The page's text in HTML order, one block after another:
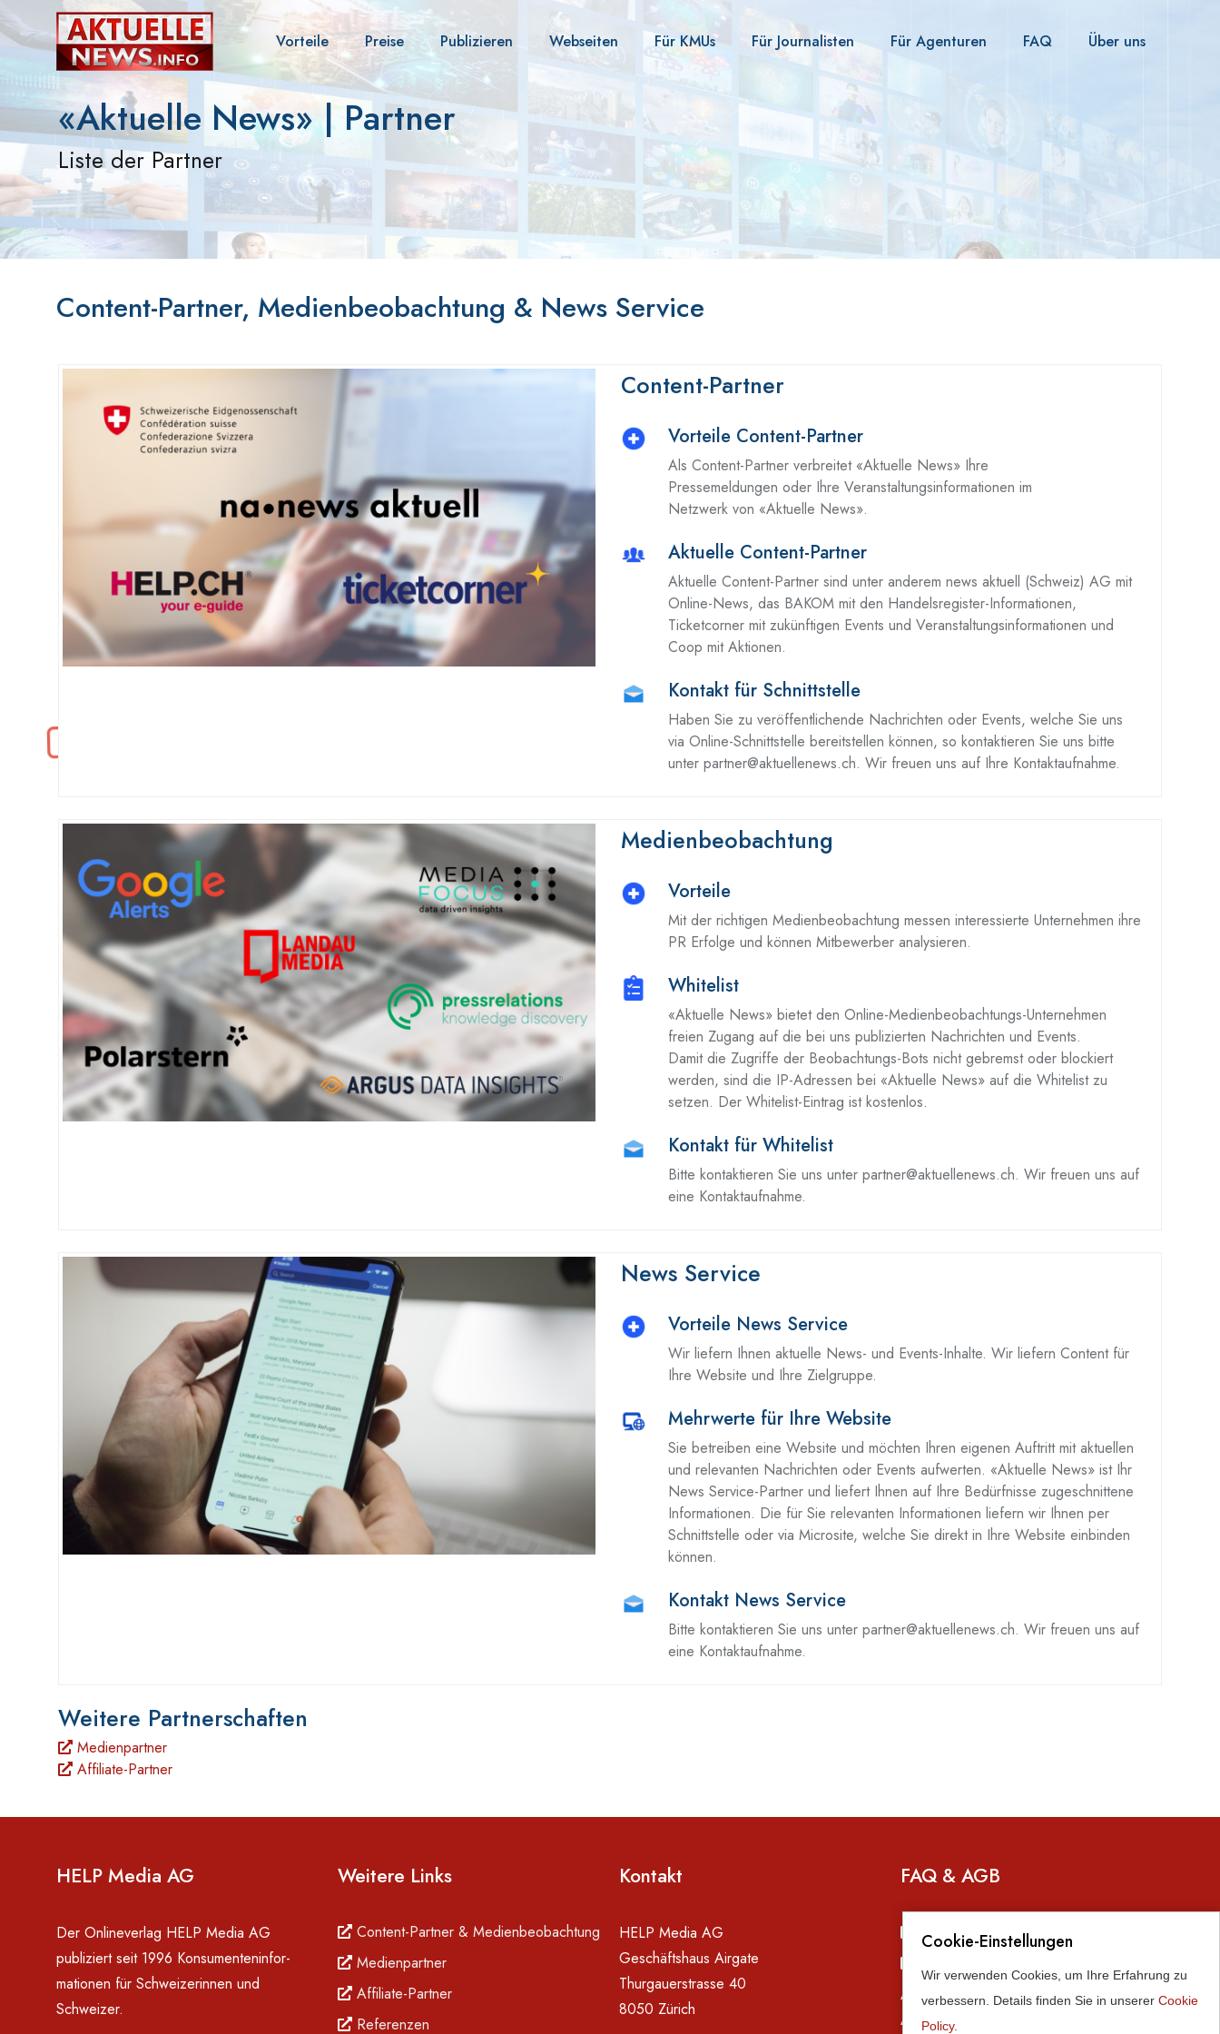
Vorteile Preise Publizieren Webseiten Für KMUs Für Journalisten Für Agenturen FAQ Über uns
«Aktuelle News» | Partner
Liste der Partner
Content-Partner, Medienbeobachtung & News Service
Content-Partner
Vorteile Content-Partner
Als Content-Partner verbreitet «Aktuelle News» Ihre
Pressemeldungen oder Ihre Veranstaltungsinformationen im
Netzwerk von «Aktuelle News».
Aktuelle Content-Partner
Aktuelle Content-Partner sind unter anderem news aktuell (Schweiz) AG mit
Online-News, das BAKOM mit den Handelsregister-Informationen,
Ticketcorner mit zukünftigen Events und Veranstaltungsinformationen und
Coop mit Aktionen.
Kontakt für Schnittstelle
Haben Sie zu veröffentlichende Nachrichten oder Events, welche Sie uns
via Online-Schnittstelle bereitstellen können, so kontaktieren Sie uns bitte
unter partner@aktuellenews.ch. Wir freuen uns auf Ihre Kontaktaufnahme.
Medienbeobachtung
Vorteile
Mit der richtigen Medienbeobachtung messen interessierte Unternehmen ihre
PR Erfolge und können Mitbewerber analysieren.
Whitelist
«Aktuelle News» bietet den Online-Medienbeobachtungs-Unternehmen
freien Zugang auf die bei uns publizierten Nachrichten und Events.
Damit die Zugriffe der Beobachtungs-Bots nicht gebremst oder blockiert
werden, sind die IP-Adressen bei «Aktuelle News» auf die Whitelist zu
setzen. Der Whitelist-Eintrag ist kostenlos.
Kontakt für Whitelist
Bitte kontaktieren Sie uns unter partner@aktuellenews.ch. Wir freuen uns auf
eine Kontaktaufnahme.
News Service
Vorteile News Service
Wir liefern Ihnen aktuelle News- und Events-Inhalte. Wir liefern Content für
Ihre Website und Ihre Zielgruppe.
Mehrwerte für Ihre Website
Sie betreiben eine Website und möchten Ihren eigenen Auftritt mit aktuellen
und relevanten Nachrichten oder Events aufwerten. «Aktuelle News» ist Ihr
News Service-Partner und liefert Ihnen auf Ihre Bedürfnisse zugeschnittene
Informationen. Die für Sie relevanten Informationen liefern wir Ihnen per
Schnittstelle oder via Microsite, welche Sie direkt in Ihre Website einbinden
können.
Kontakt News Service
Bitte kontaktieren Sie uns unter partner@aktuellenews.ch. Wir freuen uns auf
eine Kontaktaufnahme.
Weitere Partnerschaften
Medienpartner
Affiliate-Partner
HELP Media AG
Der Onlineverlag HELP Media AG
publiziert seit 1996 Konsumenten­in­for­
mationen für Schwei­zerinnen und
Schweizer.
Weitere Links
Content-Partner & Medienbeobachtung
Medienpartner
Affiliate-Partner
Referenzen
Kontakt
HELP Media AG
Geschäftshaus Airgate
Thurgauerstrasse 40
8050 Zürich
FAQ & AGB
FAQ - Häufig gestellte Fragen
Alle Preise exkl. 8.1 % MWST. Alle
Angaben ohne Gewähr.
Cookie-Einstellungen
Wir verwenden Cookies, um Ihre Erfahrung zu
verbessern. Details finden Sie in unserer Cookie
Policy.